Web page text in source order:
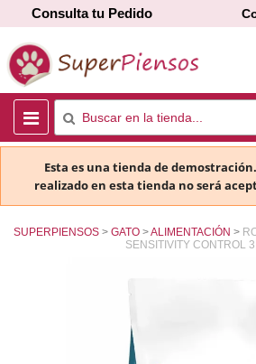
Consulta tu Pedido
Esta es una tienda de
realizado en esta tienda no será
SUPERPIENSOS GATO ALIMENTACIÓN
SENSITIVITY CONTROL